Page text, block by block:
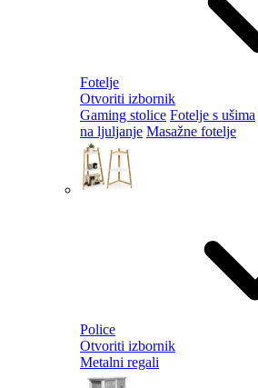
Fotelje
Otvoriti izbornik
Gaming stolice Fotelje s ušima
na ljuljanje Masažne fotelje
Police
Otvoriti izbornik
Metalni regali